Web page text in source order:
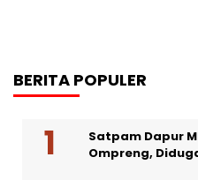
BERITA POPULER
Satpam Dapur
Ompreng,